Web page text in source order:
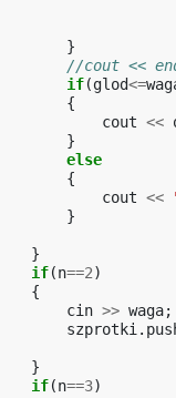
}
//cout <<
if(glod<=
{
cout <<
}
else
{
cout <<
}
}
if(n==2)
{
cin >> waga;
szprotki .
}
if(n==3)